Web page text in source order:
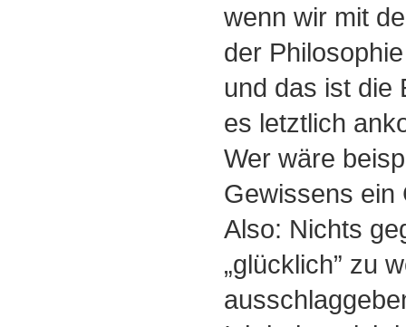
wenn wir mit
der
und das ist die
es letztlich
Wer wäre
Gewissens ein
Also: Nichts
„glücklich” zu